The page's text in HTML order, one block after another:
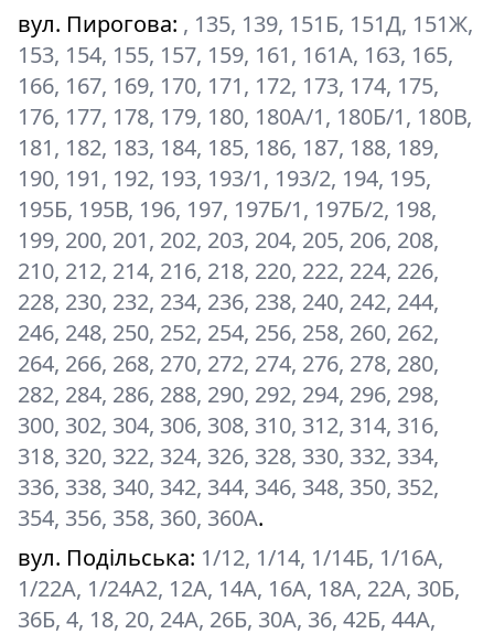
вул. Пирогова: , 135, 139, 151Б, 151Д, 151Ж,
153, 154, 155, 157, 159, 161, 161А, 163, 165,
166, 167, 169, 170, 171, 172, 173, 174, 175,
176, 177, 178, 179, 180, 180А/1, 180Б/1, 180В,
181, 182, 183, 184, 185, 186, 187, 188, 189,
190, 191, 192, 193, 193/1, 193/2, 194, 195,
195Б, 195В, 196, 197, 197Б/1, 197Б/2, 198,
199, 200, 201, 202, 203, 204, 205, 206, 208,
210, 212, 214, 216, 218, 220, 222, 224, 226,
228, 230, 232, 234, 236, 238, 240, 242, 244,
246, 248, 250, 252, 254, 256, 258, 260, 262,
264, 266, 268, 270, 272, 274, 276, 278, 280,
282, 284, 286, 288, 290, 292, 294, 296, 298,
300, 302, 304, 306, 308, 310, 312, 314, 316,
318, 320, 322, 324, 326, 328, 330, 332, 334,
336, 338, 340, 342, 344, 346, 348, 350, 352,
354, 356, 358, 360, 360А.
вул. Подільська: 1/12, 1/14, 1/14Б, 1/16А,
1/22А, 1/24А2, 12А, 14А, 16А, 18А, 22А, 30Б,
36Б, 4, 18, 20, 24А, 26Б, 30А, 36, 42Б, 44А,